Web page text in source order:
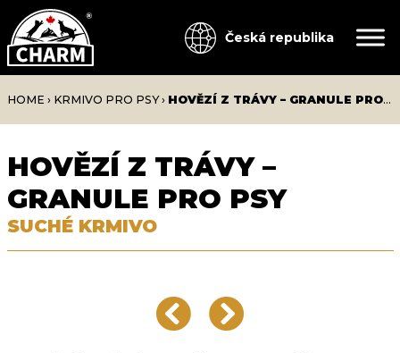
Česká republika
HOME › KRMIVO PRO PSY› HOVĚZÍ Z TRÁVY – GRANULE PRO PSY
HOVĚZÍ Z TRÁVY –
GRANULE PRO PSY
SUCHÉ KRMIVO